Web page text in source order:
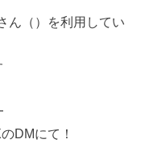
ん（）を利用してい
DMにて！